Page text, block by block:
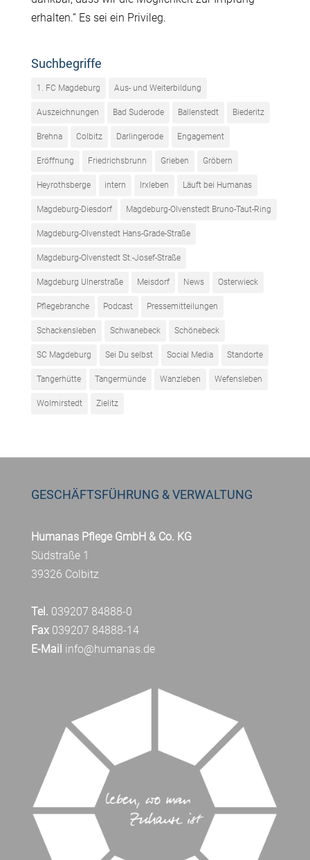
erhalten.“ Es sei ein Privileg.
Suchbegriffe
1. FC Magdeburg Aus- und Weiterbildung
Auszeichnungen Bad Suderode Ballenstedt Biederitz
Brehna Colbitz Darlingerode Engagement
Eröffnung Friedrichsbrunn Grieben Gröbern
Heyrothsberge intern Irxleben Läuft bei Humanas
Magdeburg-Diesdorf Magdeburg-Olvenstedt Bruno-Taut-Ring
Magdeburg-Olvenstedt Hans-Grade-Straße
Magdeburg-Olvenstedt St.-Josef-Straße
Magdeburg Ulnerstraße Meisdorf News Osterwieck
Pflegebranche Podcast Pressemitteilungen
Schackensleben Schwanebeck Schönebeck
SC Magdeburg Sei Du selbst Social Media Standorte
Tangerhütte Tangermünde Wanzleben Wefensleben
Wolmirstedt Zielitz
GESCHÄFTSFÜHRUNG & VERWALTUNG
Humanas Pflege GmbH & Co. KG
Südstraße 1
39326 Colbitz
Tel. 039207 84888-0
Fax039207 84888-14
E-Mail info@humanas.de